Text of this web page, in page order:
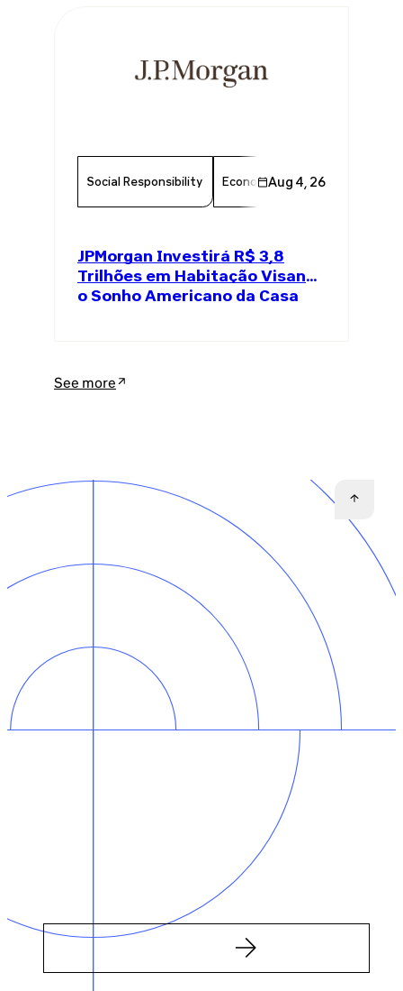
Social Responsibility Economy Finance
Aug 4, 26
JPMorgan Investirá R$ 3,8
Trilhões em Habitação Visando
o Sonho Americano da Casa
See more